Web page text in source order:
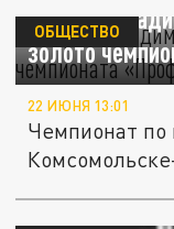
Сборная
золото
ОБЩЕСТВО
22 ИЮНЯ 13:01
Чемпионат по